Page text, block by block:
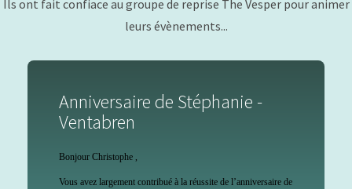
Ils ont fait confiace au groupe de reprise The Vesper pour animer
leurs évènements...
Anniversaire de Stéphanie -
Ventabren
Bonjour Christophe ,
Vous avez largement contribué à la réussite de l’anniversaire de